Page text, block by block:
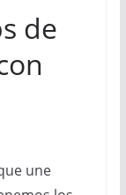
de
une